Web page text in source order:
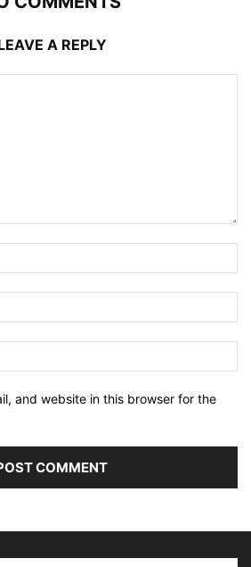
A REPLY
and website in this browser for the